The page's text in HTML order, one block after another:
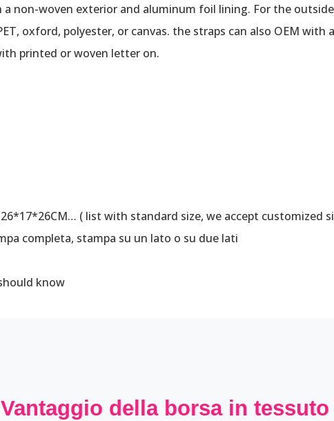
non-woven exterior and aluminum foil lining. For the
oxford, polyester, or canvas. the straps can also OEM with
printed or woven letter on.
( list with standard size, we accept customized
completa, stampa su un lato o su due lati
know
Vantaggio della borsa in